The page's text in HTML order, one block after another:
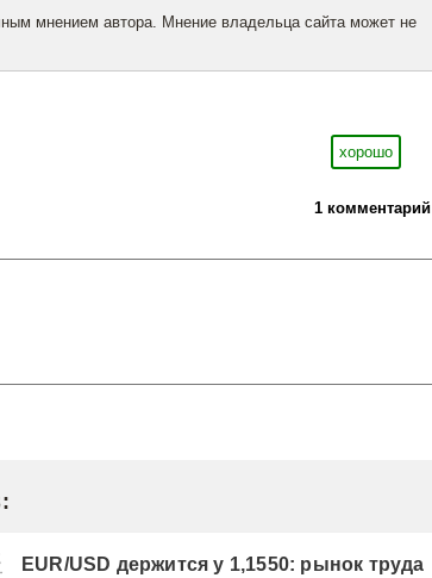
мнением автора. Мнение владельца сайта может не
хорошо
1 комментарий
EUR/USD держится у 1,1550: рынок труда